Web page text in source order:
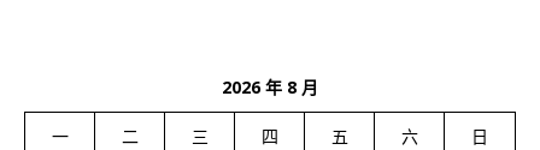
2026 年 8 月
一 二 三 四 五 六 日